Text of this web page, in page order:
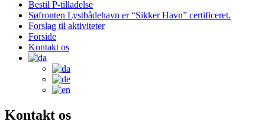
Bestil P-tilladelse
Søfronten Lystbådehavn er “Sikker Havn” certificeret.
Forslag til aktiviteter
Forside
Kontakt os
Kontakt os